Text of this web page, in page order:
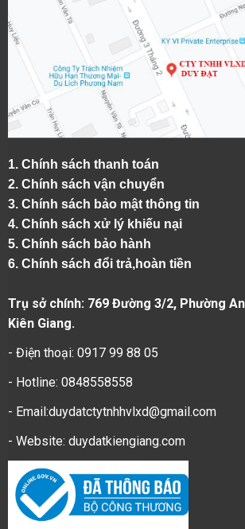
1. Chính sách thanh toán
2. Chính sách vận chuyển
3. Chính sách bảo mật thông tin
4. Chính sách xử lý khiếu nại
5. Chính sách bảo hành
6. Chính sách đổi trả,hoàn tiền
Trụ sở chính: 769 Đường 3/2, Phường
Kiên Giang.
- Điện thoại: 0917 99 88 05
- Hotline: 0848558558
- Email:duydatctytnhhvlxd@gmail.com
- Website: duydatkiengiang.com